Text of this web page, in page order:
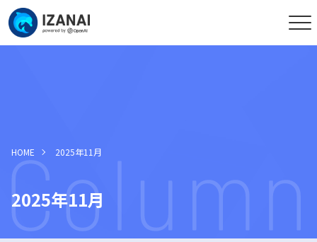
HOME 2025年11月
2025年11月